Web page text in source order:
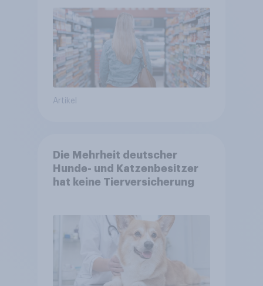
Artikel
Die Mehrheit deutscher
Hunde- und Katzenbesitzer
hat keine Tierversicherung